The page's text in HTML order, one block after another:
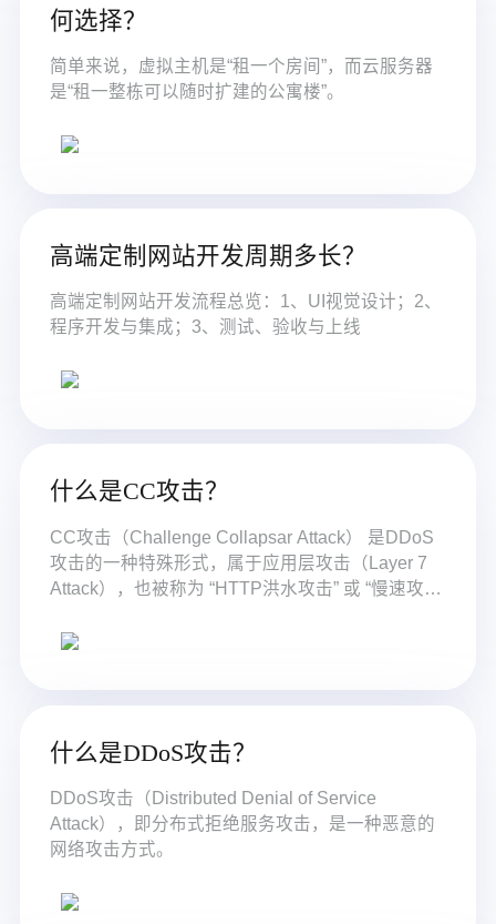
何选择？
简单来说，虚拟主机是“租一个房间”，而云服务器
是“租一整栋可以随时扩建的公寓楼”。
高端定制网站开发周期多长？
高端定制网站开发流程总览：1、UI视觉设计；2、
程序开发与集成；3、测试、验收与上线
什么是CC攻击？
CC攻击（Challenge Collapsar Attack） 是DDoS
攻击的一种特殊形式，属于应用层攻击（Layer 7
Attack），也被称为 “HTTP洪水攻击” 或 “慢速攻
什么是DDoS攻击？
DDoS攻击（Distributed Denial of Service
Attack），即分布式拒绝服务攻击，是一种恶意的
网络攻击方式。